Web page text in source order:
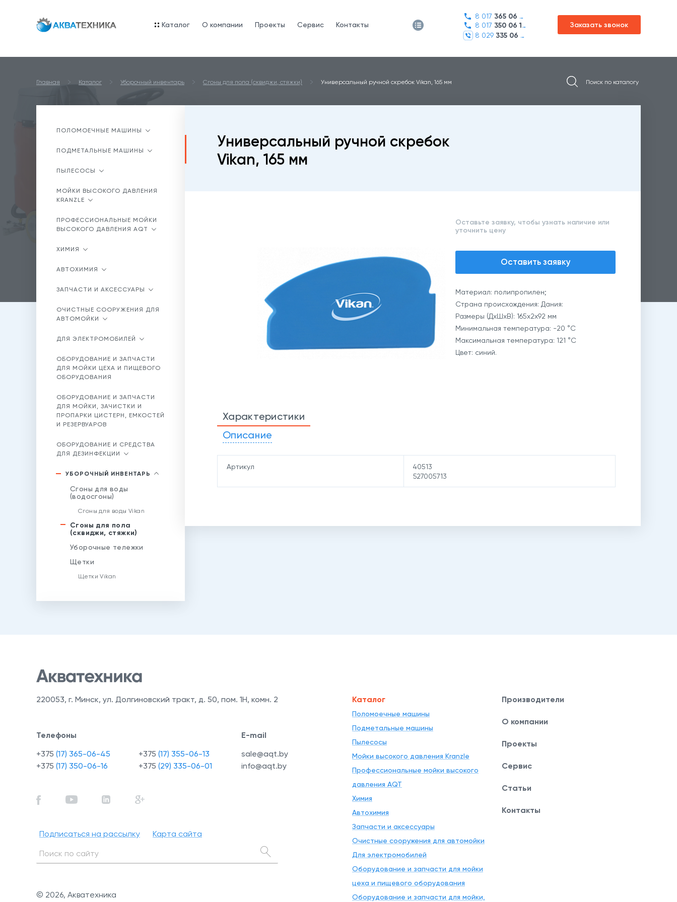
Каталог O компании Проекты Сервис Контакты
8 017 365 06 45
8 017 350 06 16
8 029 335 06 01
Заказать звонок
Главная Каталог Уборочный инвентарь Сгоны для пола (сквиджи, стяжки) Универсальный ручной скребок Vikan, 165 мм
ПОЛОМОЕЧНЫЕ МАШИНЫ
ПОДМЕТАЛЬНЫЕ МАШИНЫ
ПЫЛЕСОСЫ
МОЙКИ ВЫСОКОГО ДАВЛЕНИЯ
KRANZLE
ПРОФЕССИОНАЛЬНЫЕ МОЙКИ
ВЫСОКОГО ДАВЛЕНИЯ AQT
ХИМИЯ
АВТОХИМИЯ
ЗАПЧАСТИ И АКСЕССУАРЫ
ОЧИСТНЫЕ СООРУЖЕНИЯ ДЛЯ
АВТОМОЙКИ
ДЛЯ ЭЛЕКТРОМОБИЛЕЙ
ОБОРУДОВАНИЕ И ЗАПЧАСТИ
ДЛЯ МОЙКИ ЦЕХА И ПИЩЕВОГО
ОБОРУДОВАНИЯ
ОБОРУДОВАНИЕ И ЗАПЧАСТИ
ДЛЯ МОЙКИ, ЗАЧИСТКИ И
ПРОПАРКИ ЦИСТЕРН, ЕМКОСТЕЙ
И РЕЗЕРВУАРОВ
ОБОРУДОВАНИЕ И СРЕДСТВА
ДЛЯ ДЕЗИНФЕКЦИИ
УБОРОЧНЫЙ ИНВЕНТАРЬ
Сгоны для воды
(водосгоны)
Сгоны для воды Vikan
Сгоны для пола
(сквиджи, стяжки)
Уборочные тележки
Щетки
Щетки Vikan
Универсальный ручной скребок
Vikan, 165 мм
Оставьте заявку, чтобы узнать наличие или
уточнить цену
Оставить заявку
Материал: полипропилен;
Страна происхождения: Дания:
Размеры (ДхШхВ): 165х2х92 мм
Минимальная температура: -20 °C
Максимальная температура: 121 °C
Цвет: синий.
Характеристики
Описание
Артикул
40513
527005713
220053, г. Минск, ул. Долгиновский тракт, д. 50, пом. 1Н, комн. 2
Телефоны
+375 (17) 365-06-45
+375 (17) 350-06-16
+375 (17) 355-06-13
+375 (29) 335-06-01
E-mail
sale@aqt.by
info@aqt.by
Подписаться на рассылку Карта сайта
© 2026, Акватехника
Каталог
Поломоечные машины
Подметальные машины
Пылесосы
Мойки высокого давления Kranzle
Профессиональные мойки высокого
давления AQT
Химия
Автохимия
Запчасти и аксессуары
Очистные сооружения для автомойки
Для электромобилей
Оборудование и запчасти для мойки
цеха и пищевого оборудования
Оборудование и запчасти для мойки,
Производители
О компании
Проекты
Сервис
Статьи
Контакты